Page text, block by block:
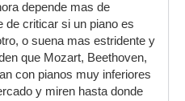
depende mas de
de criticar si un piano es
o suena mas estridente y
que Mozart, Beethoven,
con pianos muy inferiores
y miren hasta donde